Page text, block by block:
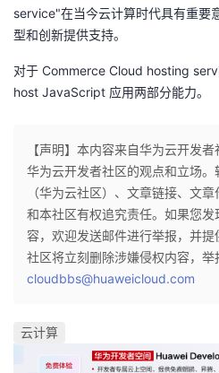
service"在当今云计算时代具有重要
型和创新提供支持。
对于 Commerce Cloud hosting
host JavaScript 应用两部分能力。
【声明】本内容来自华为云开发
华为云开发者社区的观点和立场
（华为云社区）、文章链接、文
和本社区有权追究责任。如果您
容，欢迎发送邮件进行举报，并
社区将立刻删除涉嫌侵权内容，举
cloudbbs@huaweicloud.com
云计算